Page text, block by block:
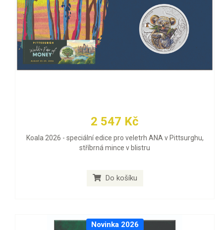
2 547 Kč
Koala 2026 - speciální edice pro veletrh ANA v Pittsurghu,
stříbrná mince v blistru
Do košíku
Novinka 2026